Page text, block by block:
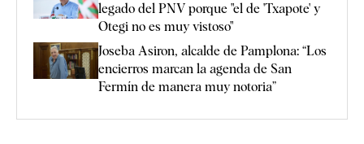
legado del PNV porque "el de 'Txapote' y
Otegi no es muy vistoso"
Joseba Asiron, alcalde de Pamplona: “Los
encierros marcan la agenda de San
Fermín de manera muy notoria”